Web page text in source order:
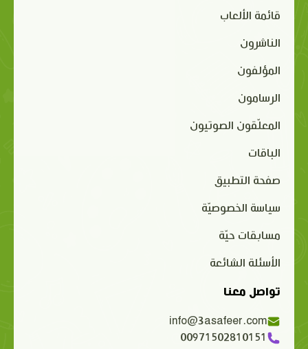
قائمة الألعاب
الناشرون
المؤلفون
الرسامون
المعلّقون الصوتيون
الباقات
صفحة التطبيق
سياسة الخصوصيّة
مسابقات حيّة
الأسئلة الشائعة
تواصل معنا
info@3asafeer.com
00971502810151